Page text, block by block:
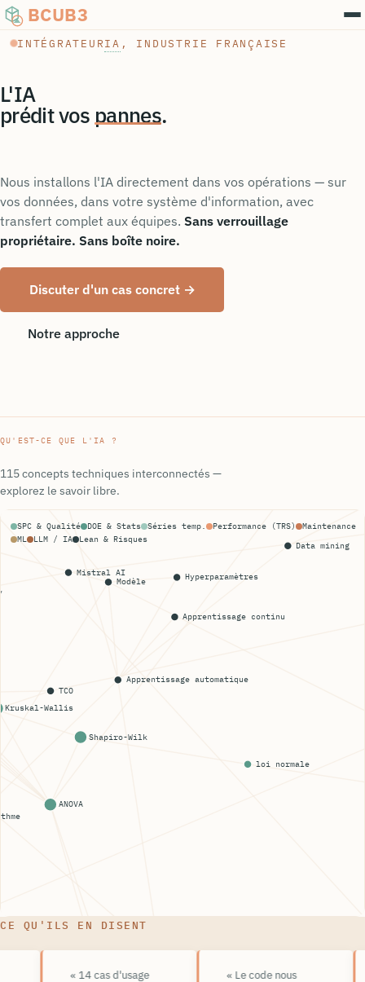
BCUB3
INTÉGRATEURIA , INDUSTRIE FRANÇAISE
L'IA
optimise vosréglages
Nous installons l'IA directement dans vos opérations — sur
vos données, dans votre système d'information, avec
transfert complet aux équipes. Sans verrouillage
propriétaire. Sans boîte noire.
Discuter d'un cas concret →
Notre approche
QU'EST-CE QUE L'IA ?
115 concepts techniques interconnectés —
explorez le savoir libre.
ANOVA
Kruskal-Wallis
Shapiro-Wilk
loi normale
TCO
Mistral AI
Annotation
Apprentissage actif
Apprentissage automatique
Apprentissage continu
Data mining
Données d'entraînement
Hyperparamètres
Modèle
SPC & Qualité DOE & Stats Séries temp. Performance (TRS)
Maintenance
ML
LLM / IA Lean & Risques
CE QU'ILS EN DISENT
« 14 cas d'usage
« Le code nous